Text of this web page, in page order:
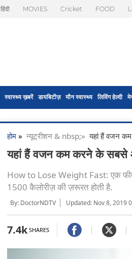
हिंदी MOVIES Cricket FOOD
स्वास्थ्य ख़बरें डायबिटीज़ यौन स्वास्थ्य लिविंग हेल्दी
होम » न्यूट्रीशन & nbsp;»यहां हैं वजन
यहां हैं वजन कम करने के सबसे
How to Lose Weight Fast: एक
1500 कैलोरीज़ की ज़रूरत होती है.
By: DoctorNDTV Updated: Nov 8, 2019
7.4k SHARES